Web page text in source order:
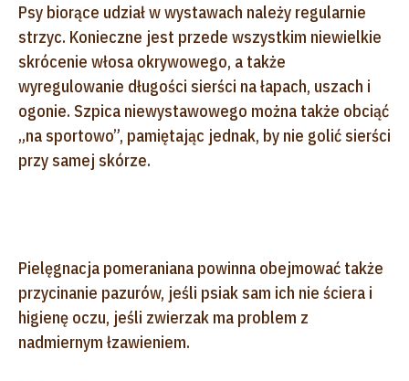
Psy biorące udział w wystawach należy regularnie
strzyc. Konieczne jest przede wszystkim niewielkie
skrócenie włosa okrywowego, a także
wyregulowanie długości sierści na łapach, uszach i
ogonie. Szpica niewystawowego można także obciąć
„na sportowo”, pamiętając jednak, by nie golić sierści
przy samej skórze.
Pielęgnacja pomeraniana powinna obejmować także
przycinanie pazurów, jeśli psiak sam ich nie ściera i
higienę oczu, jeśli zwierzak ma problem z
nadmiernym łzawieniem.